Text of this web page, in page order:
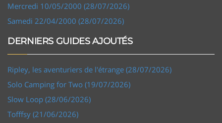
Mercredi 10/05/2000 (28/07/2026)
Samedi 22/04/2000 (28/07/2026)
DERNIERS GUIDES AJOUTÉS
Ripley, les aventuriers de l'étrange (28/07/2026)
Solo Camping for Two (19/07/2026)
Slow Loop (28/06/2026)
Tofffsy (21/06/2026)